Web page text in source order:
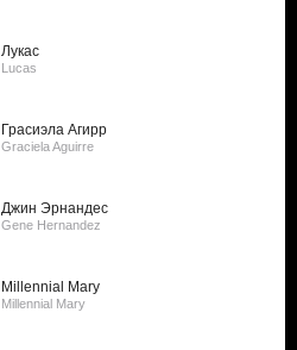
Лукас
Lucas
Грасиэла Агирр
Graciela Aguirre
Джин Эрнандес
Gene Hernandez
Millennial Mary
Millennial Mary